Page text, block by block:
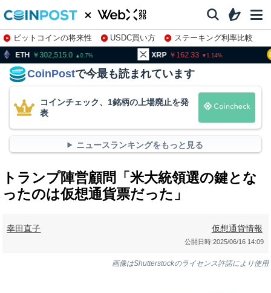
ビットコインの将来性 USDC買い方
ステーキング利率比較
株特集・関連銘柄
302,515.0 0.7 162.33 1.14
CoinPostで今最も読まれています
コインチェック、1銘柄の上場廃止を発
表
ニュースランキングをもっと見る
トランプ陣営顧問「米大統領選の鍵とな
ったのは仮想通貨票だった」
幸田直子 仮想通貨情報
公開日時:2025/06/16 14:09
画像はShutterstockのライセンス許諾により使用